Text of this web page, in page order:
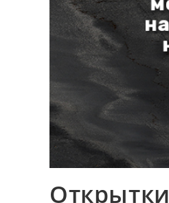
Открытки